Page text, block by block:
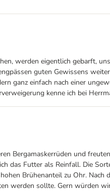
werden eigentlich gebarft,
guten Gewissens
ganz einfach nach einer
kenne ich bei
Bergamaskerrüden und
das Futter als Reinfall. Die
Brühenanteil zu Ohr.
werden sollte. Gern würden